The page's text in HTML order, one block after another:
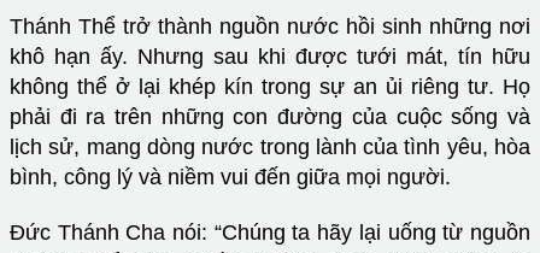
Thánh Thể trở thành nguồn nước hồi sinh những nơi
khô hạn ấy. Nhưng sau khi được tưới mát, tín hữu
không thể ở lại khép kín trong sự an ủi riêng tư. Họ
phải đi ra trên những con đường của cuộc sống và
lịch sử, mang dòng nước trong lành của tình yêu, hòa
bình, công lý và niềm vui đến giữa mọi người.
Đức Thánh Cha nói: “Chúng ta hãy lại uống từ nguồn